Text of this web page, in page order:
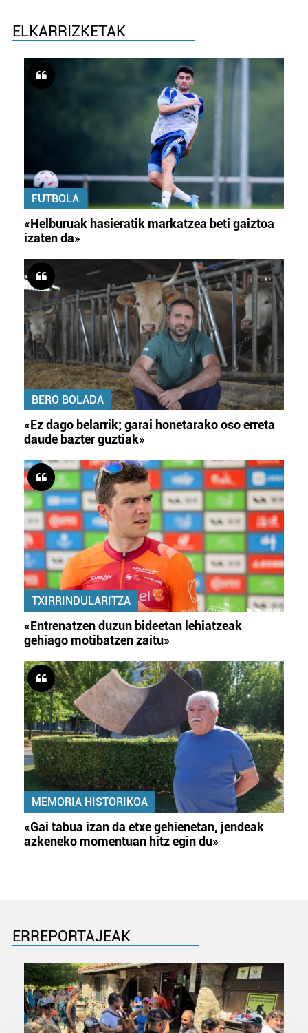
ELKARRIZKETAK
FUTBOLA
«Helburuak hasieratik markatzea beti gaiztoa
izaten da»
BERO BOLADA
«Ez dago belarrik; garai honetarako oso erreta
daude bazter guztiak»
TXIRRINDULARITZA
«Entrenatzen duzun bideetan lehiatzeak
gehiago motibatzen zaitu»
MEMORIA HISTORIKOA
«Gai tabua izan da etxe gehienetan, jendeak
azkeneko momentuan hitz egin du»
ERREPORTAJEAK